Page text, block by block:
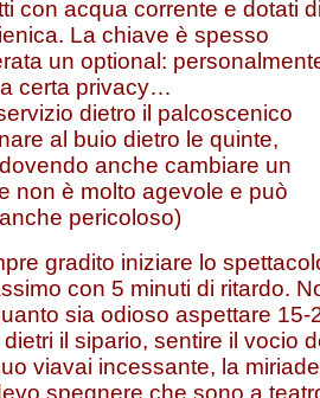
con acqua corrente e dotati
La chiave è spesso
un optional:
certa privacy…
dietro il palcoscenico
al buio dietro le quinte,
anche cambiare un
non è molto agevole e può
pericoloso)
gradito iniziare lo
con 5 minuti di ritardo.
sia odioso aspettare 15-
il sipario, sentire il vocio
viavai incessante, la
spegnere che sono a